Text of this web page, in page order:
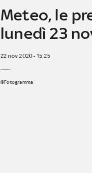
Meteo, le
lunedì 23
22 nov 2020 - 15:25
©Fotogramma